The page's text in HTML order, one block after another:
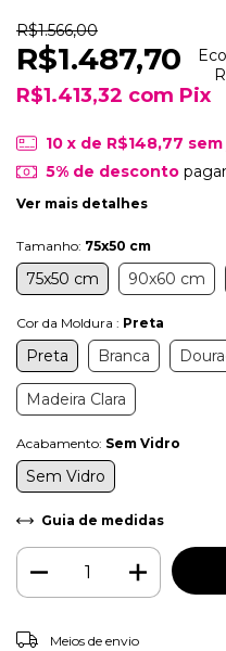
R$1.566,00
R$1.487,70
R$1.413,32 com Pix
10 x de R$148,77
5% de desconto
Ver mais detalhes
Tamanho: 75x50 cm
75x50 cm 90x60 cm
Cor da Moldura : Preta
Preta Branca
Madeira Clara
Acabamento: Sem Vidro
Sem Vidro
Guia de medidas
Entregas para o CEP:
Meios de envio